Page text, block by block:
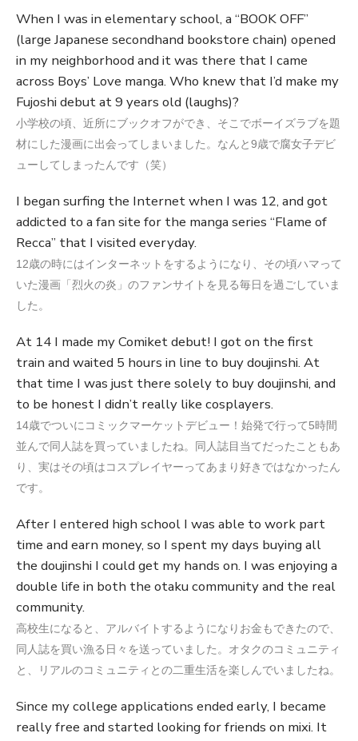
When I was in elementary school, a “BOOK OFF”
(large Japanese secondhand bookstore chain) opened
in my neighborhood and it was there that I came
across Boys’ Love manga. Who knew that I’d make my
Fujoshi debut at 9 years old (laughs)?
小学校の頃、近所にブックオフができ、そこでボーイズラブを題
材にした漫画に出会ってしまいました。なんと9歳で腐女子デビ
ューしてしまったんです（笑）
I began surfing the Internet when I was 12, and got
addicted to a fan site for the manga series “Flame of
Recca” that I visited everyday.
12歳の時にはインターネットをするようになり、その頃ハマって
いた漫画「烈火の炎」のファンサイトを見る毎日を過ごしていま
した。
At 14 I made my Comiket debut! I got on the first
train and waited 5 hours in line to buy doujinshi. At
that time I was just there solely to buy doujinshi, and
to be honest I didn’t really like cosplayers.
14歳でついにコミックマーケットデビュー！始発で行って5時間
並んで同人誌を買っていましたね。同人誌目当てだったこともあ
り、実はその頃はコスプレイヤーってあまり好きではなかったん
です。
After I entered high school I was able to work part
time and earn money, so I spent my days buying all
the doujinshi I could get my hands on. I was enjoying a
double life in both the otaku community and the real
community.
高校生になると、アルバイトするようになりお金もできたので、
同人誌を買い漁る日々を送っていました。オタクのコミュニティ
と、リアルのコミュニティとの二重生活を楽しんでいましたね。
Since my college applications ended early, I became
really free and started looking for friends on mixi. It